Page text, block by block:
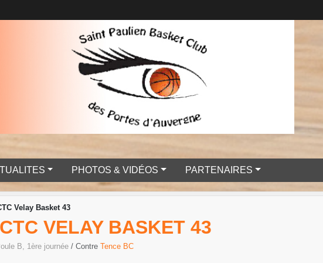
PHOTOS & VIDÉOS PARTENAIRES
Velay Basket 43
VELAY BASKET 43
B, 1ère journée / Contre Tence BC